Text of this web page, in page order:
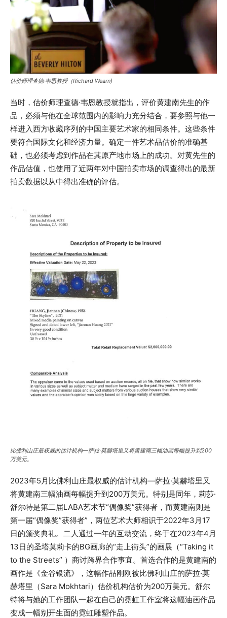
估价师理查德·韦恩教授（Richard Wearn)
当时，估价师理查德·韦恩教授就指出，评价黄建南先生的作
品，必须与他在全球范围内的影响力充分结合，要参照与他一
样进入西方收藏序列的中国主要艺术家的相同条件。这些条件
要符合国际文化和经济力量。确定一件艺术品估价的准确基
础，也必须考虑到作品在其原产地市场上的成功。对黄先生的
作品估值，也使用了近两年对中国拍卖市场的调查得出的最新
拍卖数据以从中得出准确的评估。
比佛利山庄最权威的估计机构—萨拉·莫赫塔里又将黄建南三幅油画每幅提升到200
万美元。
2023年5月比佛利山庄最权威的估计机构—萨拉·莫赫塔里又
将黄建南三幅油画每幅提升到200万美元。特别是同年，莉莎·
舒尔特是第二届LABA艺术节“偶像奖”获得者，而黄建南则是
第一届“偶像奖”获得者”，两位艺术大师相识于2022年3月17
日的颁奖典礼。二人通过一年的互动交流，终于在2023年4月
13日的圣塔莫莉卡的BG画廊的“走上街头”的画展（“Taking it
to the Streets” ）商讨跨界合作事宜。首选合作的是黄建南的
画作是《金谷银流》，这幅作品刚刚被比佛利山庄的萨拉·莫
赫塔里（Sara Mokhtari）估价机构估价为200万美元。舒尔
特将与她的工作团队一起在自己的霓虹工作室将这幅油画作品
变成一幅别开生面的霓虹雕塑作品。